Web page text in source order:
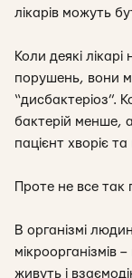
лікарів можуть
Коли деякі
порушень, вони
“дисбактеріоз”.
бактерій менше,
пацієнт хворіє
Проте не все так
В організмі
мікроорганізмів
живуть і